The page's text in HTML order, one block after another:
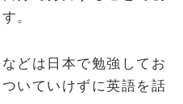
。
どは日本で勉強してお
いていけずに英語を話